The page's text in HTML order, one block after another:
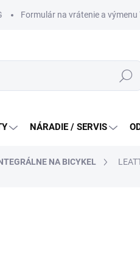
Formulár na vrátenie a výmenu
Hľadať
NÁRADIE / SERVIS
NA BICYKEL